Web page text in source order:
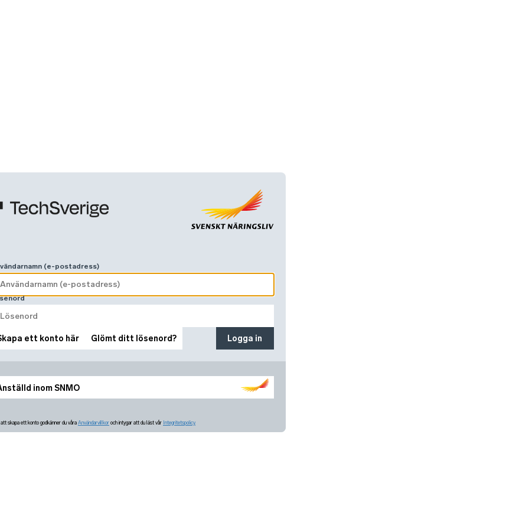
inom SNMO
(e-postadress)
ett konto här Glömt ditt lösenord? Logga in
skapa ett konto godkänner du våra Användarvillkor och intygar att du läst vår Integritetspolicy.